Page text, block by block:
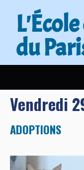
du
L’ÉCOLE DU CHAT
ACTUALITÉS
ADOPTER
Vendredi
ADOPTIONS